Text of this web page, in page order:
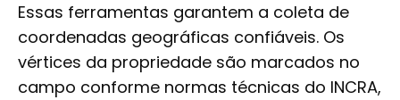
Essas ferramentas garantem a coleta de
coordenadas geográficas confiáveis. Os
vértices da propriedade são marcados no
campo conforme normas técnicas do INCRA,